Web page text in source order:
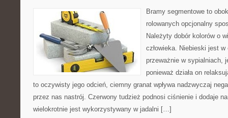
Bramy segmentowe to
rolowanych opcjonalny
Należyty dobór kolorów o
człowieka. Niebieski jest
przeważnie w sypialniach,
ponieważ działa on
to oczywisty jego odcień, ciemny granat wpływa nadzwyczaj
przez nas nastrój. Czerwony tudzież podnosi ciśnienie i dodaje
wielokrotnie jest wykorzystywany w jadalni […]